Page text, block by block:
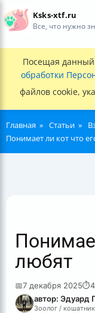
Ksks-xtf.ru
Все, что нужно
Посещая данный
обработки
файлов cookie,
Главная Статьи
Понимает ли кот что
любят
📅7 декабря 2025⏱
автор: Эдуард
Зоолог /